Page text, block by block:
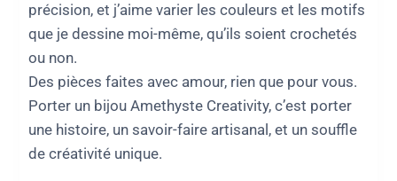
précision, et j’aime varier les couleurs et les motifs
que je dessine moi-même, qu’ils soient crochetés
ou non.
Des pièces faites avec amour, rien que pour vous.
Porter un bijou Amethyste Creativity, c’est porter
une histoire, un savoir-faire artisanal, et un souffle
de créativité unique.